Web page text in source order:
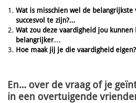
Wat is misschien wel de belangrijkste
succesvol te zijn?...
Wat zou deze vaardigheid jou kunnen
belangrijker…
Hoe maak jij je die vaardigheid eigen?
En... over de vraag of je
in een overtuigende